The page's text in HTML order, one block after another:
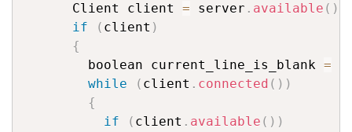
      Client client
= server . available ( )
if
( client )
{
        boolean current_line_is_blank
=
while
( client . connected ( ) )
{
if
( client . available ( ) )